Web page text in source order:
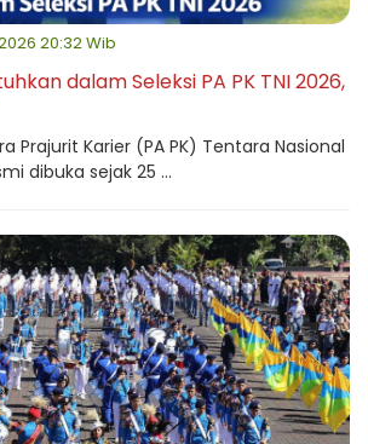
20:32 Wib
dalam Seleksi PA PK TNI 2026,
Prajurit Karier (PA PK) Tentara Nasional
dibuka sejak 25 ...